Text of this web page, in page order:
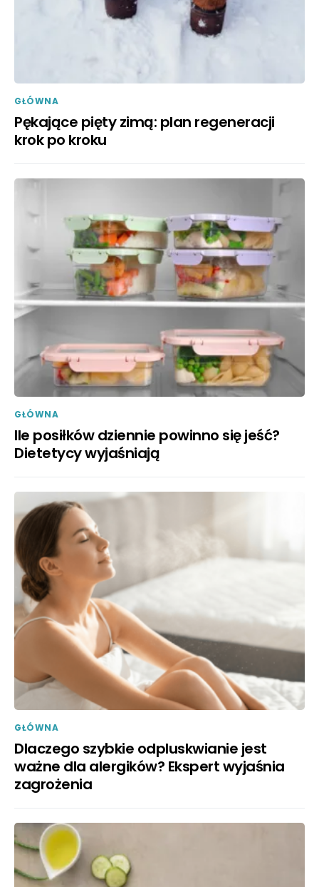
GŁÓWNA
Pękające pięty zimą: plan regeneracji
krok po kroku
GŁÓWNA
Ile posiłków dziennie powinno się jeść?
Dietetycy wyjaśniają
GŁÓWNA
Dlaczego szybkie odpluskwianie jest
ważne dla alergików? Ekspert wyjaśnia
zagrożenia